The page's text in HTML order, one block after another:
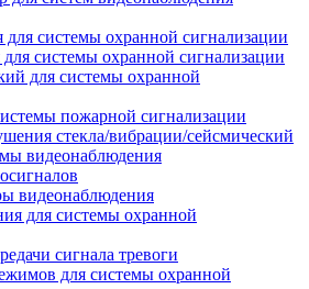
системы охранной сигнализации
системы охранной сигнализации
для системы охранной
пожарной сигнализации
стекла/вибрации/сейсмический
видеонаблюдения
видеонаблюдения
для системы охранной
сигнала тревоги
для системы охранной